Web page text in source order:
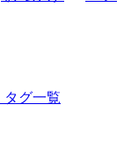
タグ一覧